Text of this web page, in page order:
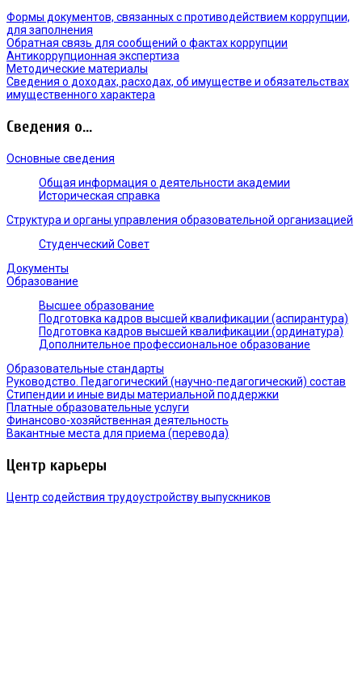
Формы документов, связанных с противодействием коррупции,
для заполнения
Обратная связь для сообщений о фактах коррупции
Антикоррупционная экспертиза
Методические материалы
Сведения о доходах, расходах, об имуществе и обязательствах
имущественного характера
Сведения о...
Основные сведения
Общая информация о деятельности академии
Историческая справка
Структура и органы управления образовательной организацией
Студенческий Совет
Документы
Образование
Высшее образование
Подготовка кадров высшей квалификации (аспирантура)
Подготовка кадров высшей квалификации (ординатура)
Дополнительное профессиональное образование
Образовательные стандарты
Руководство. Педагогический (научно-педагогический) состав
Стипендии и иные виды материальной поддержки
Платные образовательные услуги
Финансово-хозяйственная деятельность
Вакантные места для приема (перевода)
Центр карьеры
Центр содействия трудоустройству выпускников